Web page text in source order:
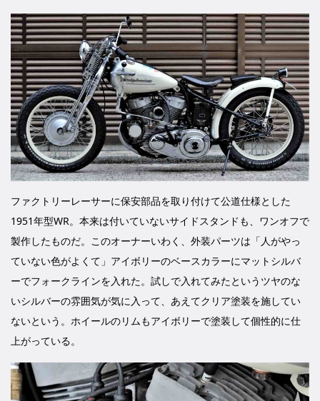
ファクトリーレーサーに保安部品を取り付けて公道仕様とした
1951年型WR。本来は付いていないサイドスタンドも、ワンオフで
製作したものだ。このオーナーいわく、外装パーツは「人がやっ
ていない色がよくて」アイボリーのベースカラーにマットシルバ
ーでフォークラインを入れた。試しで入れてみたというツヤのな
いシルバーの雰囲気が気に入って、あえてクリア塗装を施してい
ないという。ホイールのリムもアイボリーで塗装して個性的に仕
上がっている。